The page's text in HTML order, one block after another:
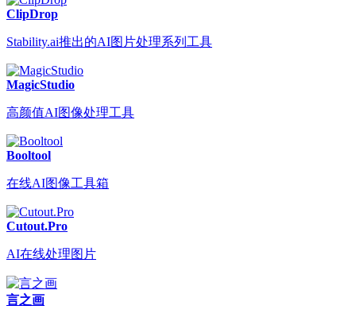
ClipDrop
Stability.ai推出的AI图片处理系列工具
MagicStudio
高颜值AI图像处理工具
Booltool
在线AI图像工具箱
Cutout.Pro
AI在线处理图片
言之画